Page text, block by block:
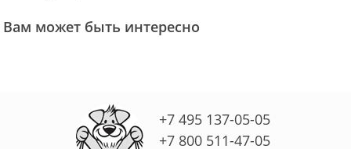
Вам может быть интересно
+7 495 137-05-05
+7 800 511-47-05